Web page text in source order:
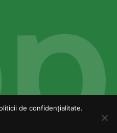
de confidențialitate.